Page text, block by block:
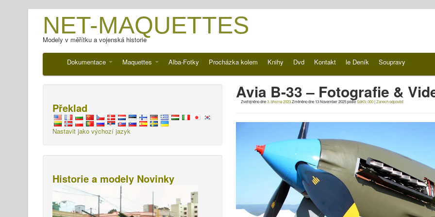
NET-MAQUETTES
Modely v měřítku a vojenská historie
Dokumentace Maquettes Alba-Fotky Procházka kolem Knihy Dvd Kontakt le Deník Soupravy
Avia B-33 – Fotografie &
Zveřejněno dne3. března 2023Změněno dne 13 November 2025podleSdKfz.000|Zanech odpověď
Překlad
Nastavit jako výchozí jazyk
Historie a modely Novinky